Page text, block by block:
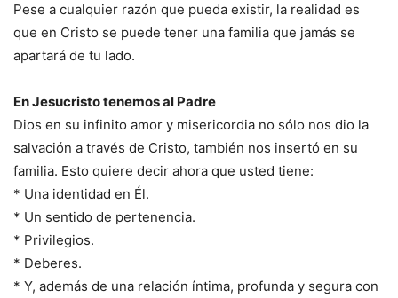
Pese a cualquier razón que pueda existir, la realidad es
que en Cristo se puede tener una familia que jamás se
apartará de tu lado.
En Jesucristo tenemos al Padre
Dios en su infinito amor y misericordia no sólo nos dio la
salvación a través de Cristo, también nos insertó en su
familia. Esto quiere decir ahora que usted tiene:
* Una identidad en Él.
* Un sentido de pertenencia.
* Privilegios.
* Deberes.
* Y, además de una relación íntima, profunda y segura con